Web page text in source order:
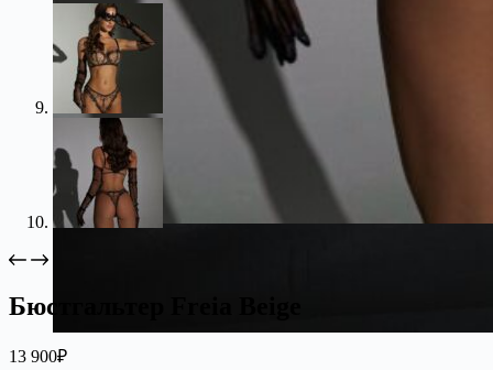
Бюстгальтер Freia Beige
13 900₽